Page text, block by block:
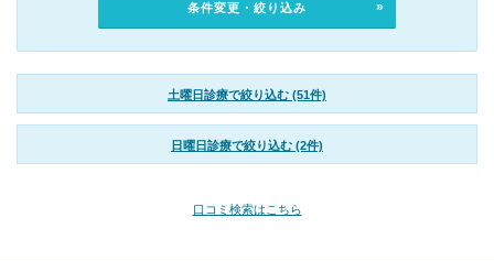
条件変更・絞り込み
土曜日診療で絞り込む (51件)
日曜日診療で絞り込む (2件)
口コミ検索はこちら